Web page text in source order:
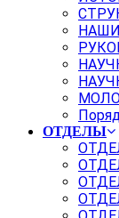
ОТДЕЛЫ